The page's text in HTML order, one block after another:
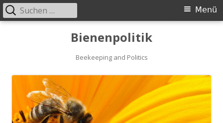
Bienenpolitik
Beekeeping and Politics
Primäres
Menü
Suchen
nach: